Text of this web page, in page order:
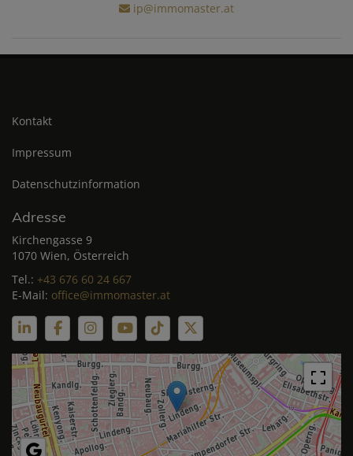
ip@immomaster.at
Kontakt
Impressum
Datenschutzinformation
Adresse
Kirchengasse 9
1070 Wien, Österreich
Tel.: +43 676 60 24 667
E-Mail: office@immomaster.at